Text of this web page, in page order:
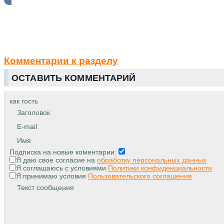
Комментарии к разделу
ОСТАВИТЬ КОММЕНТАРИЙ
как гость
Заголовок
E-mail
Имя
Подписка на новые коментарии:
Я даю свое согласие на обработку персональных данных
Я соглашаюсь с условиями Политики конфиденциальности
Я принимаю условия Пользовательского соглашения
Текст сообщения